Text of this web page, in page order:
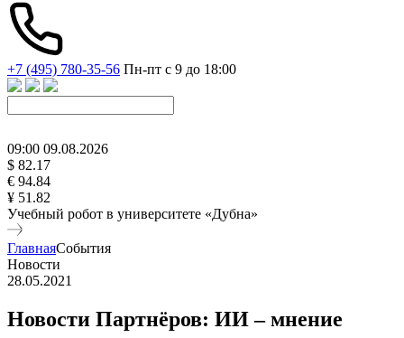
+7 (495) 780-35-56 Пн-пт с 9 до 18:00
09:00 09.08.2026
$ 82.17
€ 94.84
¥ 51.82
Учебный робот в университете «Дубна»
ГлавнаяСобытия
Новости
28.05.2021
Новости Партнёров: ИИ – мнение